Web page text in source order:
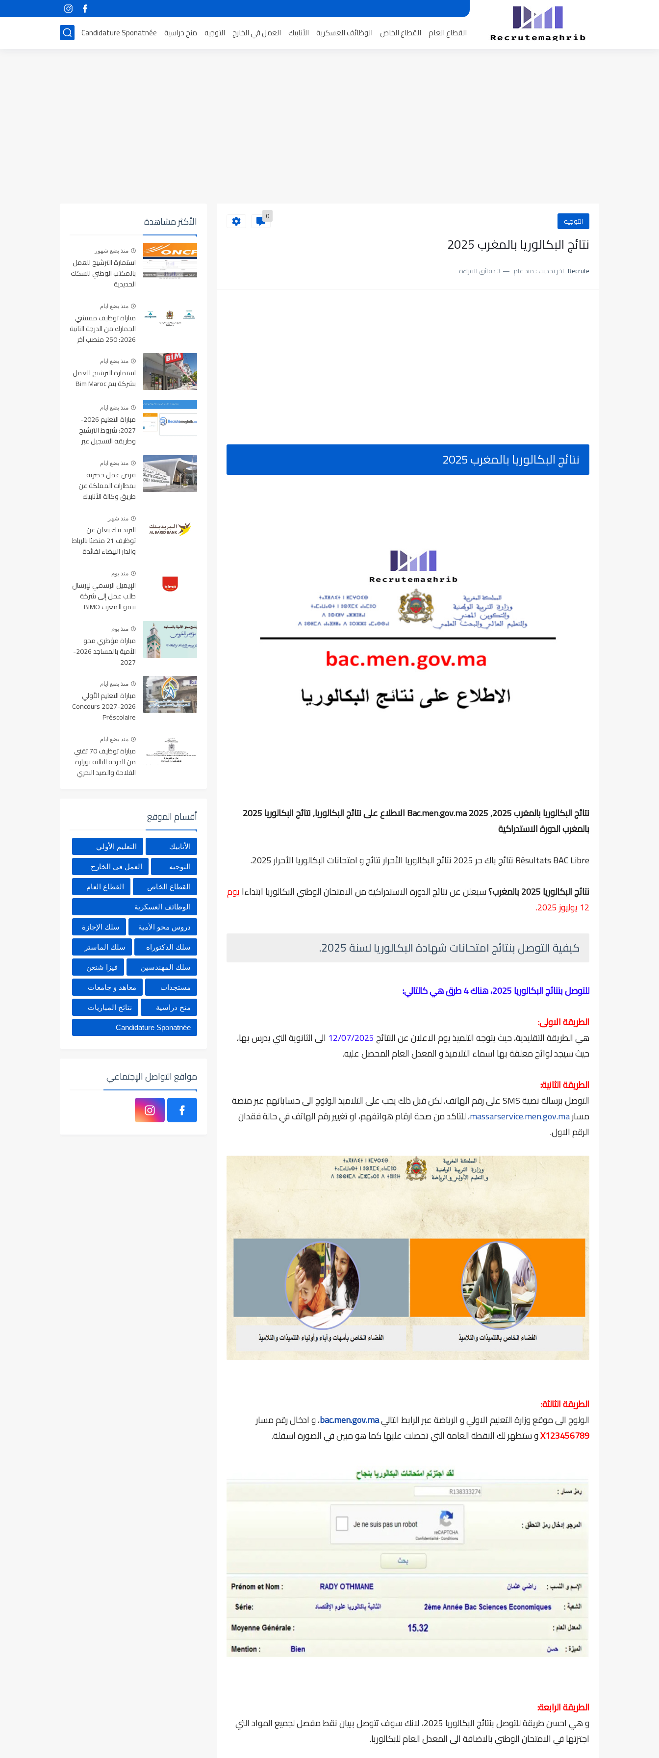
القطاع العام القطاع الخاص الوظائف العسكرية الأنابيك العمل في الخارج التوجيه منح دراسية Candidature Sponatnée
التوجيه 0
نتائج البكالوريا بالمغرب 2025
Recrute اخر تحديث : منذ عام 3 دقائق للقراءة
نتائج البكالوريا بالمغرب 2025
نتائج البكالوريا بالمغرب 2025, Bac.men.gov.ma 2025 الاطلاع على نتائج البكالوريا, نتائج البكالوريا 2025
بالمغرب الدورة الاستدراكية
Résultats BAC Libre نتائج باك حر 2025 نتائج البكالوريا الأحرار نتائج و امتحانات البكالوريا الأحرار 2025.
نتائج البكالوريا 2025 بالمغرب؟
سيعلن عن نتائج الدورة الاستدراكية من الامتحان الوطني البكالوريا ابتداءايوم
12 يوليوز 2025.
كيفية التوصل بنتائج امتحانات شهادة البكالوريا لسنة 2025.
للتوصل بنتائج البكالوريا 2025، هناك 4 طرق هي كالتالي:
الطريقة الاولى:
هي الطريقة التقليدية، حيث يتوجه التلميذ يوم الاعلان عن النتائج12/07/2025 الى الثانوية التي يدرس بها،
حيث سيجد لوائح معلقة بها اسماء التلاميذ و المعدل العام المحصل عليه.
الطريقة الثانية:
التوصل برسالة نصية SMS على رقم الهاتف، لكن قبل ذلك يجب على التلاميذ الولوج الى حساباتهم عبر منصة
مسارmassarservice.men.gov.ma، للتاكد من صحة ارقام هواتفهم، او تغيير رقم الهاتف في حالة فقدان
الرقم الاول.
الطريقة الثالثة:
الولوج الى موقع وزارة التعليم الاولي و الرياضة عبر الرابط التاليbac.men.gov.ma، و ادخال رقم مسار
X123456789و ستظهر لك النقطة العامة التي تحصلت عليها كما هو مبين في الصورة اسفلة.
الطريقة الرابعة:
و هي احسن طريقة للتوصل بنتائج البكالوريا 2025، لانك سوف تتوصل ببيان نقط مفصل لجميع المواد التي
اجتزتها في الامتحان الوطني بالاضافة الى المعدل العام للبكالوريا.
الأكثر مشاهدة
منذ بضع شهور
استمارة الترشيح للعمل
بالمكتب الوطني للسكك
الحديدية
منذ بضع ايام
مباراة توظيف مفتشي
الجمارك من الدرجة الثانية
2026: 250 منصب آخر
2026منذ بضع ايام
استمارة الترشيح للعمل
بشركة بيم Bim Maroc
منذ بضع ايام
مباراة التعليم 2026-
2027: شروط الترشيح
وطريقة التسجيل عبر
منذ بضع ايام
فرص عمل حصرية
بمطارات المملكة عن
طريق وكالة الأنابيك
منذ شهر
البريد بنك يعلن عن
توظيف 21 منصبًا بالرباط
والدار البيضاء لفائدة
والتقنيين
منذ يوم
الإيميل الرسمي لإرسال
طلب عمل إلى شركة
بيمو المغرب BIMO
منذ يوم
مباراة مؤطري محو
الأمية بالمساجد 2026-
2027
منذ بضع ايام
مباراة التعليم الأولي
2026-2027 Concours
Préscolaire
منذ بضع ايام
مباراة توظيف 70 تقني
من الدرجة الثالثة بوزارة
الفلاحة والصيد البحري
أقسام الموقع
الأنابيك التعليم الأولي
التوجيه العمل في الخارج
القطاع الخاص القطاع العام
الوظائف العسكرية
دروس محو الأمية سلك الإجازة
سلك الدكتوراه سلك الماستر
سلك المهندسين فيزا شنغن
مستجدات معاهد و جامعات
منح دراسية نتائج المباريات
Candidature Sponatnée
مواقع التواصل الإجتماعي